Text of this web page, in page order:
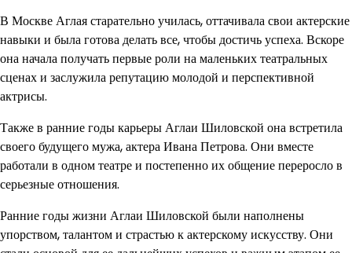
В Москве Аглая старательно училась, оттачивала свои актерские
навыки и была готова делать все, чтобы достичь успеха. Вскоре
она начала получать первые роли на маленьких театральных
сценах и заслужила репутацию молодой и перспективной
актрисы.
Также в ранние годы карьеры Аглаи Шиловской она встретила
своего будущего мужа, актера Ивана Петрова. Они вместе
работали в одном театре и постепенно их общение переросло в
серьезные отношения.
Ранние годы жизни Аглаи Шиловской были наполнены
упорством, талантом и страстью к актерскому искусству. Они